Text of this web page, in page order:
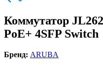
Коммутатор
PoE+ 4SFP Switch
Бренд: ARUBA